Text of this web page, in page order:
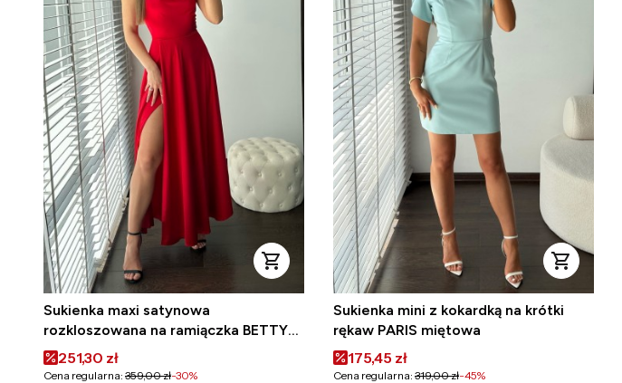
Sukienka maxi satynowa
rozkloszowana na ramiączka BETTY
czerwona
Cena promocyjna
251,30 zł
Cena regularna: 359,00 zł-30%
Sukienka mini z kokardką na krótki
rękaw PARIS miętowa
Cena promocyjna
175,45 zł
Cena regularna: 319,00 zł-45%